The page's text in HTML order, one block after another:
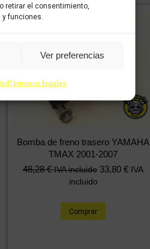
retirar el consentimiento,
funciones.
Ver preferencias
Términos legales
Bomba de freno trasero YAMAHA
TMAX 2001-2007
48,28€ IVA incluido 33,80 € IVA
incluido
Comprar